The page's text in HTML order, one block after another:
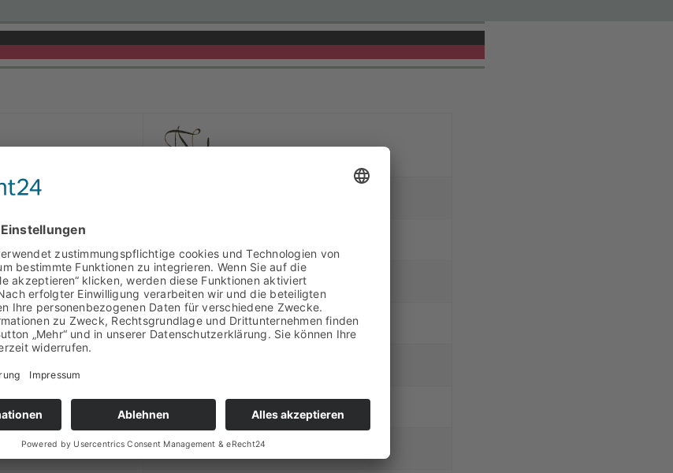
1929
Treu und stark
rot-schwarz-rot
weiß, Tuch, Teller